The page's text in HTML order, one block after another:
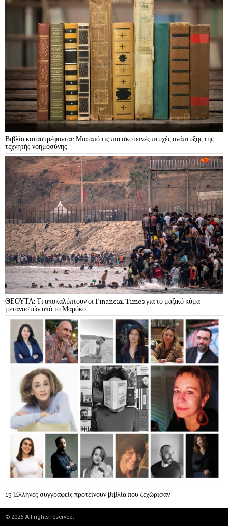
Βιβλία καταστρέφονται: Μια από τις πιο σκοτεινές πτυχές ανάπτυξης της
τεχνητής νοημοσύνης
ΘΕΟΥΤΑ: Τι αποκαλύπτουν οι Financial Times για το μαζικό κύμα
μεταναστών από το Μαρόκο
15 Έλληνες συγγραφείς προτείνουν βιβλία που ξεχώρισαν
© 2026 All rights reserved.